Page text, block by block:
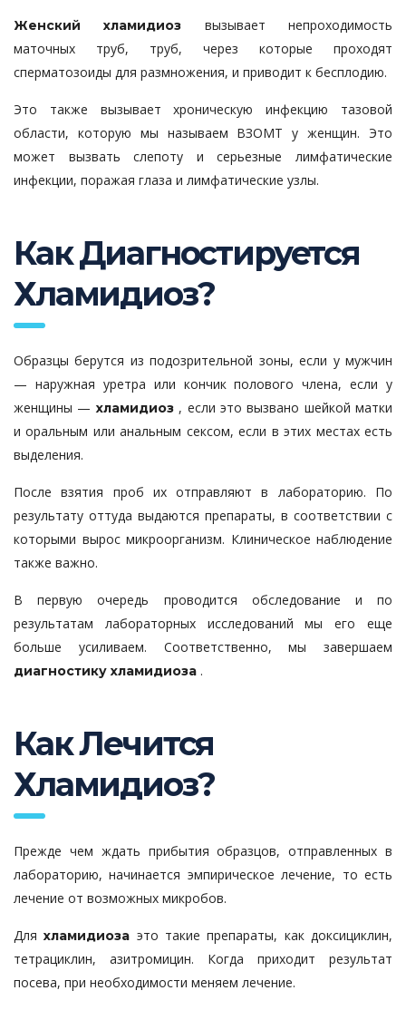
Женский хламидиоз вызывает непроходимость
маточных труб, труб, через которые проходят
сперматозоиды для размножения, и приводит к бесплодию.
Это также вызывает хроническую инфекцию тазовой
области, которую мы называем ВЗОМТ у женщин. Это
может вызвать слепоту и серьезные лимфатические
инфекции, поражая глаза и лимфатические узлы.
Как Диагностируется
Хламидиоз?
Образцы берутся из подозрительной зоны, если у мужчин
— наружная уретра или кончик полового члена, если у
женщины — хламидиоз , если это вызвано шейкой матки
и оральным или анальным сексом, если в этих местах есть
выделения.
После взятия проб их отправляют в лабораторию. По
результату оттуда выдаются препараты, в соответствии с
которыми вырос микроорганизм. Клиническое наблюдение
также важно.
В первую очередь проводится обследование и по
результатам лабораторных исследований мы его еще
больше усиливаем. Соответственно, мы завершаем
диагностику хламидиоза .
Как Лечится
Хламидиоз?
Прежде чем ждать прибытия образцов, отправленных в
лабораторию, начинается эмпирическое лечение, то есть
лечение от возможных микробов.
Дляхламидиоза это такие препараты, как доксициклин,
тетрациклин, азитромицин. Когда приходит результат
посева, при необходимости меняем лечение.